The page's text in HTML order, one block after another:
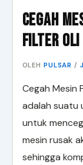
Cegah
Filter Oli
OLEH PULSAR/
Cegah Mesin
adalah suatu
untuk
mesin rusak
sehingga